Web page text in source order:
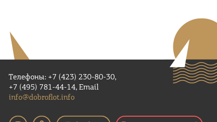
Телефоны: +7 (423) 230-80-30,
+7 (495) 781-44-14, Email
info@dobroflot.info